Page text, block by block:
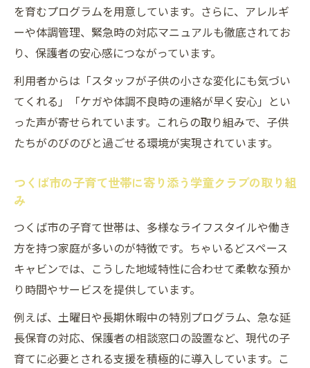
を育むプログラムを用意しています。さらに、アレルギ
ーや体調管理、緊急時の対応マニュアルも徹底されてお
り、保護者の安心感につながっています。
利用者からは「スタッフが子供の小さな変化にも気づい
てくれる」「ケガや体調不良時の連絡が早く安心」とい
った声が寄せられています。これらの取り組みで、子供
たちがのびのびと過ごせる環境が実現されています。
つくば市の子育て世帯に寄り添う学童クラブの取り組
み
つくば市の子育て世帯は、多様なライフスタイルや働き
方を持つ家庭が多いのが特徴です。ちゃいるどスペース
キャビンでは、こうした地域特性に合わせて柔軟な預か
り時間やサービスを提供しています。
例えば、土曜日や長期休暇中の特別プログラム、急な延
長保育の対応、保護者の相談窓口の設置など、現代の子
育てに必要とされる支援を積極的に導入しています。こ